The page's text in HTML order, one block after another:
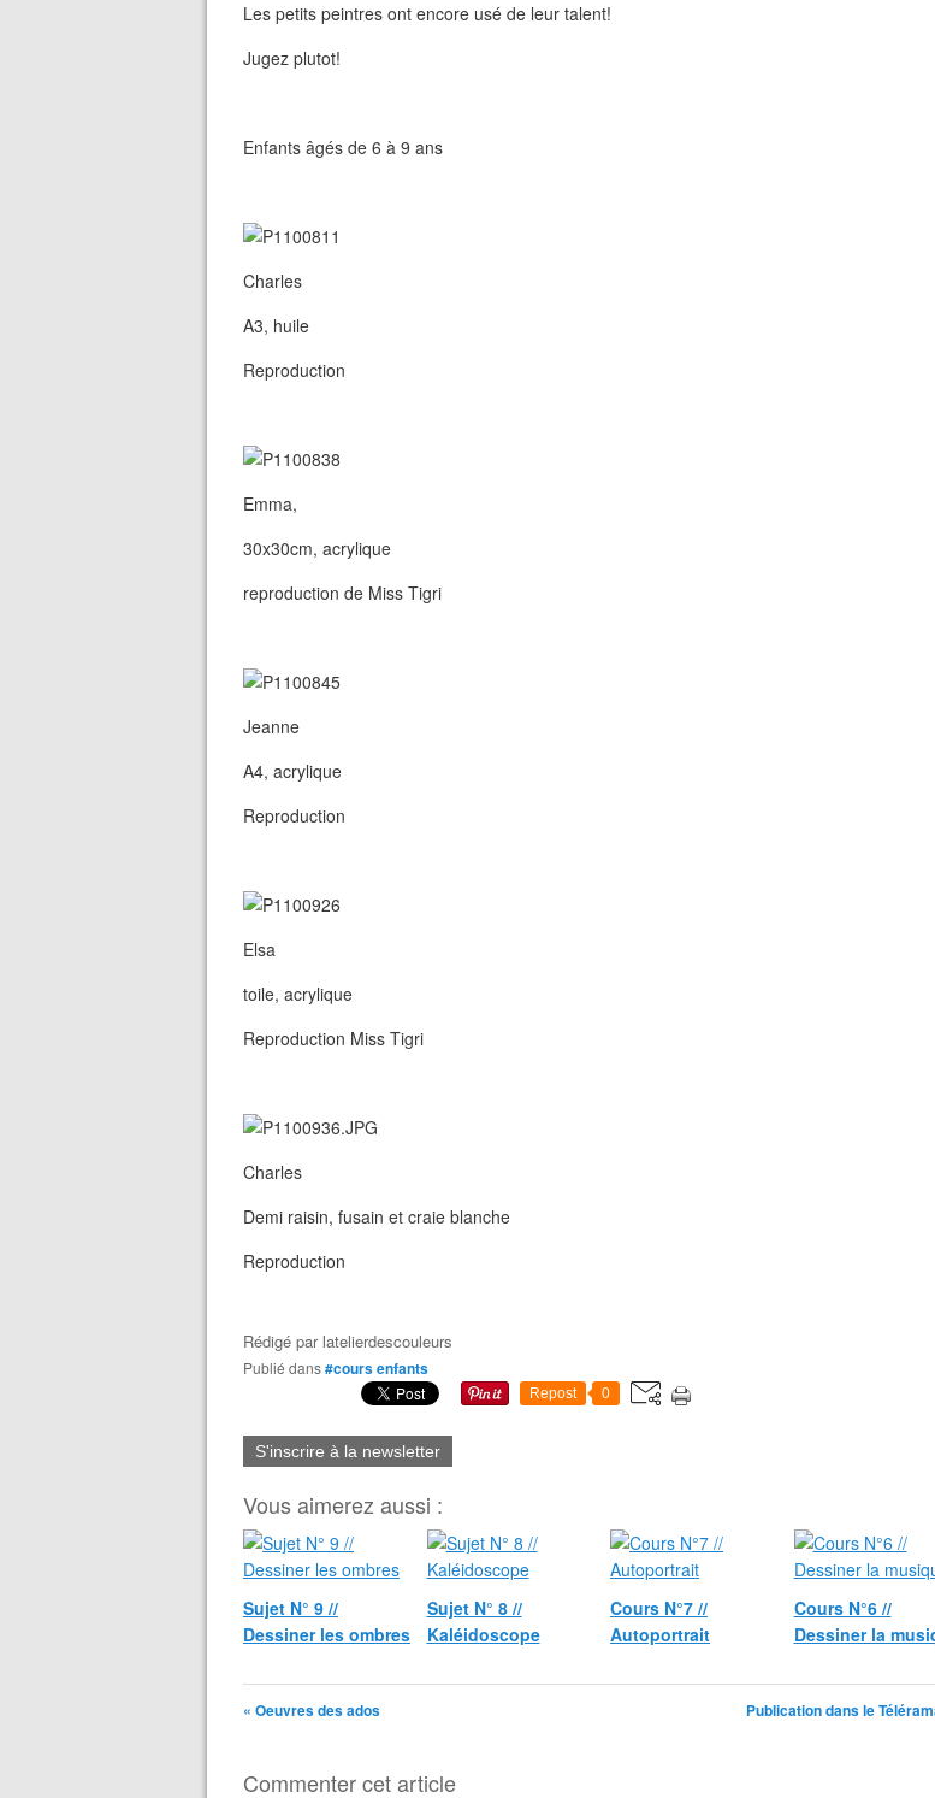
Les petits peintres ont encore usé de leur talent!
Jugez plutot!
Enfants âgés de 6 à 9 ans
Charles
A3, huile
Reproduction
Emma,
30x30cm, acrylique
reproduction de Miss Tigri
Jeanne
A4, acrylique
Reproduction
Elsa
toile, acrylique
Reproduction Miss Tigri
Charles
Demi raisin, fusain et craie blanche
Reproduction
Rédigé par latelierdescouleurs
Publié dans#cours enfants
Repost 0
S'inscrire à la newsletter
Vous aimerez aussi :
Sujet N° 9 //
Dessiner les ombres
Sujet N° 8 //
Kaléidoscope
Cours N°7 //
Autoportrait
Cours N°6 //
Dessiner la
« Oeuvres des ados Publication dans le
Commenter cet article